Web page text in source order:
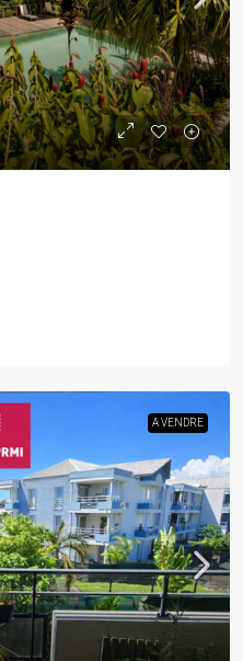
A VENDRE